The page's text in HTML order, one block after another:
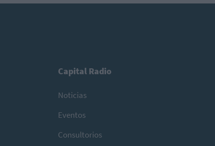
Capital Radio
Noticias
Eventos
Consultorios